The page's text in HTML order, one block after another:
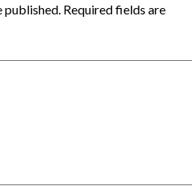
Required fields are